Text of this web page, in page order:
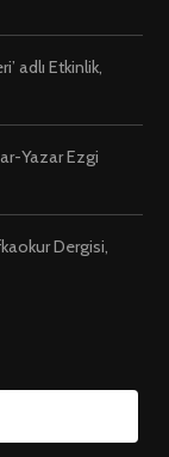
adlı Etkinlik,
Yazar Ezgi
Dergisi,